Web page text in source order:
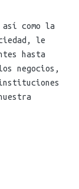
así como la
le
hasta
negocios,